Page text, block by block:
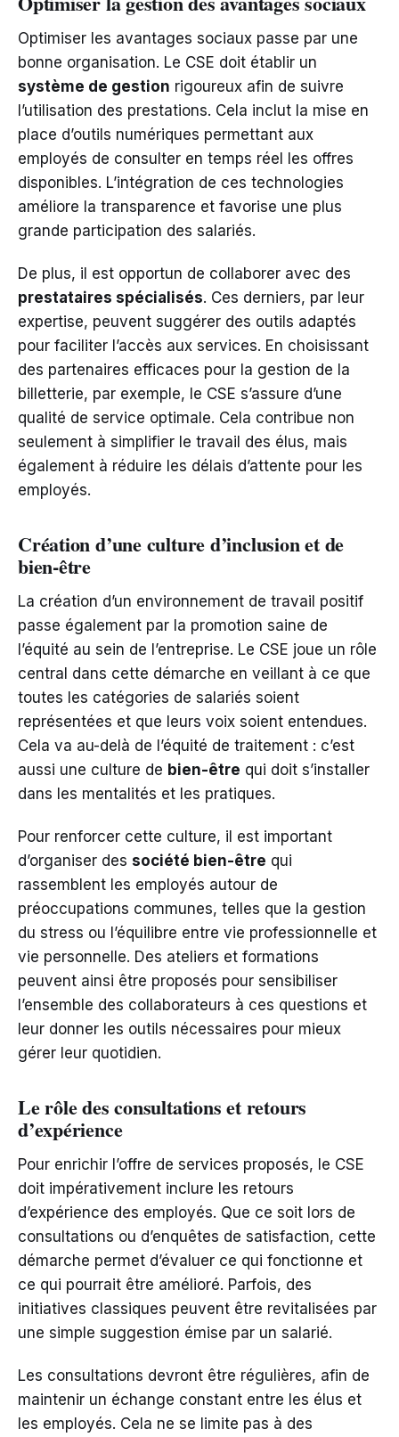
Optimiser les avantages sociaux passe par une
bonne organisation. Le CSE doit établir un
système de gestion rigoureux afin de suivre
l’utilisation des prestations. Cela inclut la mise en
place d’outils numériques permettant aux
employés de consulter en temps réel les offres
disponibles. L’intégration de ces technologies
améliore la transparence et favorise une plus
grande participation des salariés.
De plus, il est opportun de collaborer avec des
prestataires spécialisés. Ces derniers, par leur
expertise, peuvent suggérer des outils adaptés
pour faciliter l’accès aux services. En choisissant
des partenaires efficaces pour la gestion de la
billetterie, par exemple, le CSE s’assure d’une
qualité de service optimale. Cela contribue non
seulement à simplifier le travail des élus, mais
également à réduire les délais d’attente pour les
employés.
Création d’une culture d’inclusion et de
bien-être
La création d’un environnement de travail positif
passe également par la promotion saine de
l’équité au sein de l’entreprise. Le CSE joue un rôle
central dans cette démarche en veillant à ce que
toutes les catégories de salariés soient
représentées et que leurs voix soient entendues.
Cela va au-delà de l’équité de traitement : c’est
aussi une culture de bien-être qui doit s’installer
dans les mentalités et les pratiques.
Pour renforcer cette culture, il est important
d’organiser des société bien-être qui
rassemblent les employés autour de
préoccupations communes, telles que la gestion
du stress ou l’équilibre entre vie professionnelle et
vie personnelle. Des ateliers et formations
peuvent ainsi être proposés pour sensibiliser
l’ensemble des collaborateurs à ces questions et
leur donner les outils nécessaires pour mieux
gérer leur quotidien.
Le rôle des consultations et retours
d’expérience
Pour enrichir l’offre de services proposés, le CSE
doit impérativement inclure les retours
d’expérience des employés. Que ce soit lors de
consultations ou d’enquêtes de satisfaction, cette
démarche permet d’évaluer ce qui fonctionne et
ce qui pourrait être amélioré. Parfois, des
initiatives classiques peuvent être revitalisées par
une simple suggestion émise par un salarié.
Les consultations devront être régulières, afin de
maintenir un échange constant entre les élus et
les employés. Cela ne se limite pas à des